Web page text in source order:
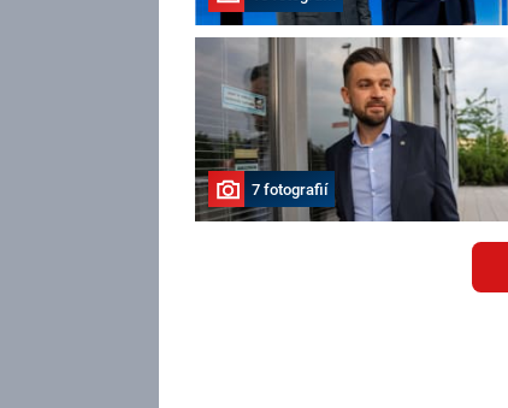
7 fotografií